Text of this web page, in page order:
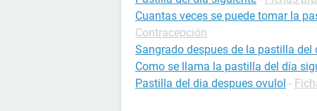
Cuantas veces se puede tomar la
Contracepción
Sangrado despues de la pastilla del
Como se llama la pastilla del día
Pastilla del dia despues ovulol -